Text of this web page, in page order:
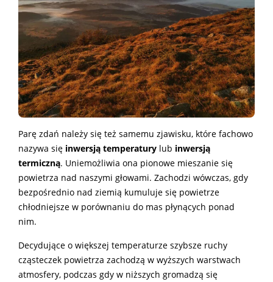
Parę zdań należy się też samemu zjawisku, które fachowo
nazywa się inwersją temperatury lub inwersją
termiczną. Uniemożliwia ona pionowe mieszanie się
powietrza nad naszymi głowami. Zachodzi wówczas, gdy
bezpośrednio nad ziemią kumuluje się powietrze
chłodniejsze w porównaniu do mas płynących ponad
nim.
Decydujące o większej temperaturze szybsze ruchy
cząsteczek powietrza zachodzą w wyższych warstwach
atmosfery, podczas gdy w niższych gromadzą się